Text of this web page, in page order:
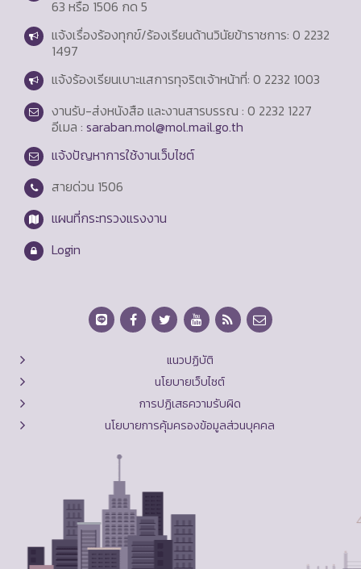
63 หรือ 1506 กด 5
แจ้งเรื่องร้องทุกข์/ร้องเรียนด้านวินัยข้าราชการ: 0 2232
1497
แจ้งร้องเรียนเบาะแสการทุจริตเจ้าหน้าที่: 0 2232 1003
งานรับ-ส่งหนังสือ และงานสารบรรณ : 0 2232 1227
อีเมล : saraban.mol@mol.mail.go.th
แจ้งปัญหาการใช้งานเว็บไซต์
สายด่วน 1506
แผนที่กระทรวงแรงงาน
Login
แนวปฏิบัติ
นโยบายเว็บไซต์
การปฏิเสธความรับผิด
นโยบายการคุ้มครองข้อมูลส่วนบุคคล